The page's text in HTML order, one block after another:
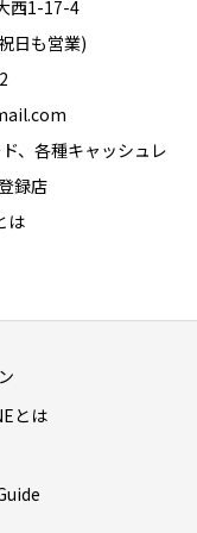
西1-17-4
日も営業)
、各種キャッシュレ
録店
は
とは